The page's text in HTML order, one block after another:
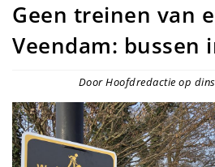
Geen treinen van
Veendam: bussen
Door Hoofdredactie op